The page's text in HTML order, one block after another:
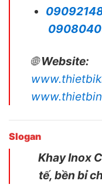
🌐Website:
Slogan
Khay Inox
tế, bền bỉ